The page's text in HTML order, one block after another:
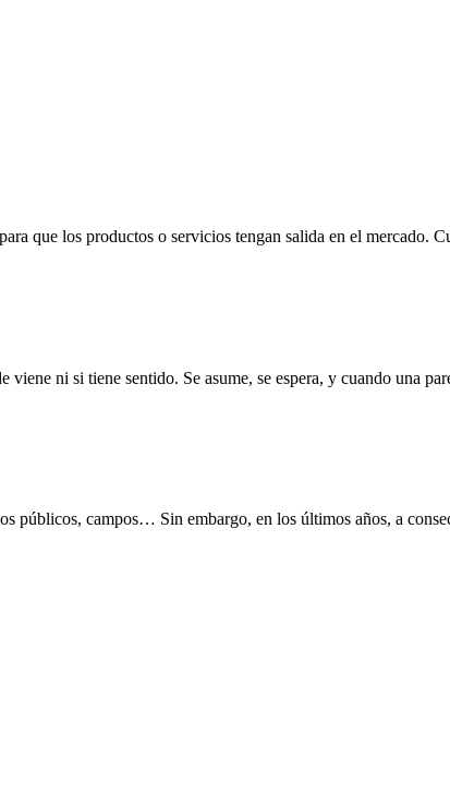
que los productos o servicios tengan salida en el mercado.
ni si tiene sentido. Se asume, se espera, y cuando una
públicos, campos… Sin embargo, en los últimos años, a